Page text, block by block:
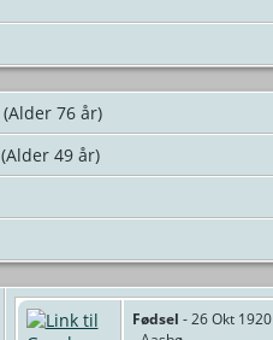
(Alder 76 år)
(Alder 49 år)
Fødsel - 26 Okt 1920